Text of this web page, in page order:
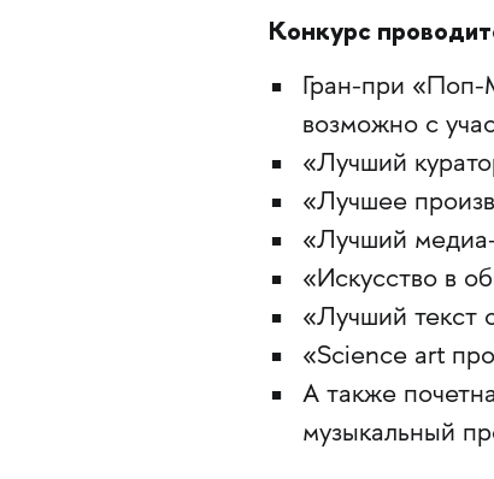
Конкурс
Гран-при «Поп-
возможно с
«Лучший
«Лучшее
«Лучший
«Искусство в
«Лучший текст
«Science art
А также
музыкальный